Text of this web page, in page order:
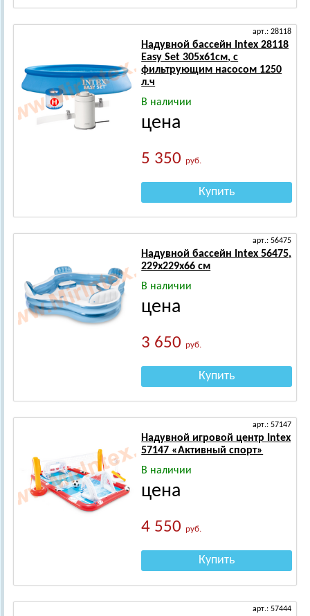
арт.: 28118
Надувной бассейн Intex 28118
Easy Set 305х61см, с
фильтрующим насосом 1250
л.ч
В наличии
цена
5 350руб.
Купить
арт.: 56475
Надувной бассейн Intex 56475,
229х229х66 см
В наличии
цена
3 650руб.
Купить
арт.: 57147
Надувной игровой центр Intex
57147 «Активный спорт»
В наличии
цена
4 550руб.
Купить
арт.: 57444